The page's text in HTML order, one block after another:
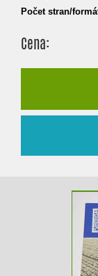
Počet stran/
Cena: